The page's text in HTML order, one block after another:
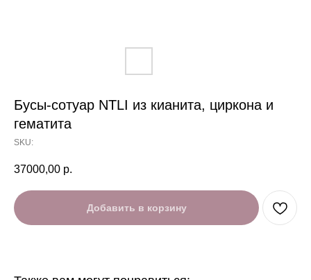
Бусы-сотуар NTLI из кианита, циркона и
гематита
SKU:
37000,00 р.
Добавить в корзину